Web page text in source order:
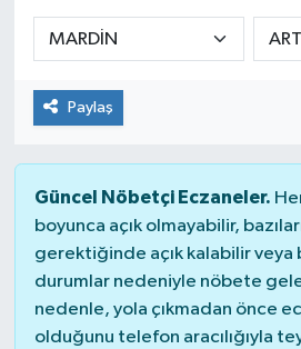
Paylaş
Güncel Nöbetçi Eczaneler.
boyunca açık olmayabilir,
gerektiğinde açık kalabilir veya
durumlar nedeniyle nöbete
nedenle, yola çıkmadan önce
olduğunu telefon aracılığıyla
Sağlık
Spor
Yaşam